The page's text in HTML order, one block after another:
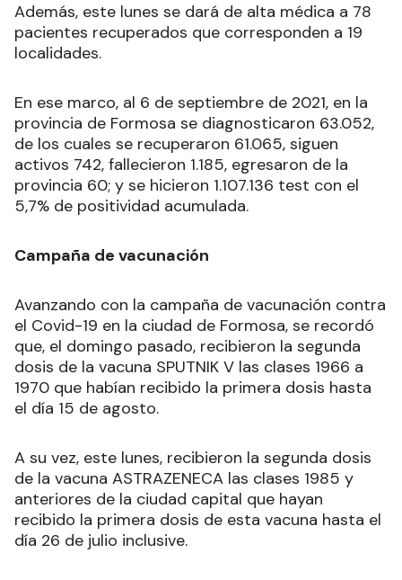
Además, este lunes se dará de alta médica a 78
pacientes recuperados que corresponden a 19
localidades.
En ese marco, al 6 de septiembre de 2021, en la
provincia de Formosa se diagnosticaron 63.052,
de los cuales se recuperaron 61.065, siguen
activos 742, fallecieron 1.185, egresaron de la
provincia 60; y se hicieron 1.107.136 test con el
5,7% de positividad acumulada.
Campaña de vacunación
Avanzando con la campaña de vacunación contra
el Covid-19 en la ciudad de Formosa, se recordó
que, el domingo pasado, recibieron la segunda
dosis de la vacuna SPUTNIK V las clases 1966 a
1970 que habían recibido la primera dosis hasta
el día 15 de agosto.
A su vez, este lunes, recibieron la segunda dosis
de la vacuna ASTRAZENECA las clases 1985 y
anteriores de la ciudad capital que hayan
recibido la primera dosis de esta vacuna hasta el
día 26 de julio inclusive.